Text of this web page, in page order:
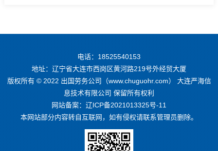
电话：18525540153
地址：辽宁省大连市西岗区黄河路219号外经贸大厦
版权所有 © 2022 出国劳务公司（www.chuguohr.com） 大连严海信
息技术有限公司 保留所有权利
网站备案： 辽ICP备2021013325号-11
本网站部分内容转自互联网，如有侵权请联系管理员删除。